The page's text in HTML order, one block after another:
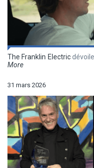
The Franklin Electric
More
31 mars 2026